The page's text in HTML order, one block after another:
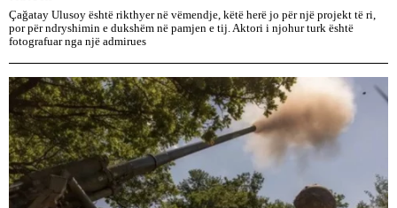
Çağatay Ulusoy është rikthyer në vëmendje, këtë herë jo për një projekt të ri,
por për ndryshimin e dukshëm në pamjen e tij. Aktori i njohur turk është
fotografuar nga një admirues